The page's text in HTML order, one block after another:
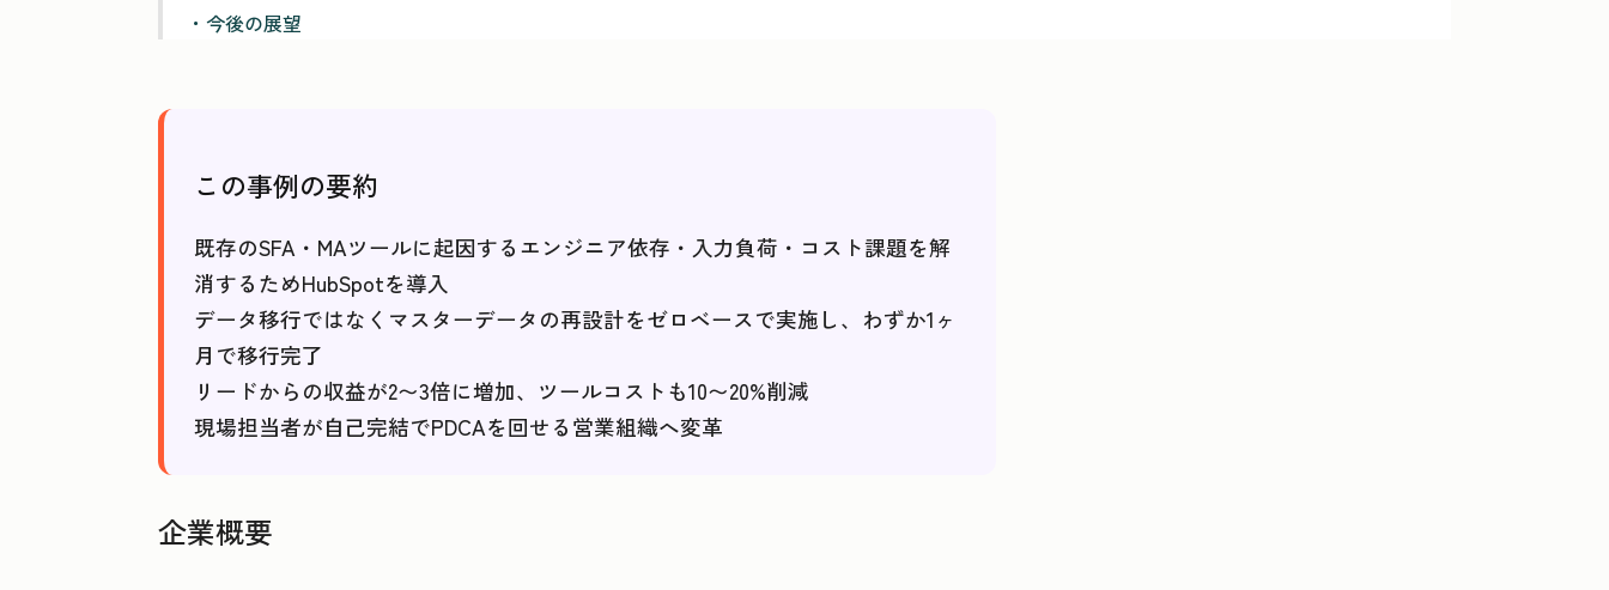
この事例の要約
既存のSFA・MAツールに起因するエンジニア依存・入力負荷・コスト課題を解
消するためHubSpotを導入
データ移行ではなくマスターデータの再設計をゼロベースで実施し、わずか1ヶ
月で移行完了
リードからの収益が2〜3倍に増加、ツールコストも10〜20%削減
現場担当者が自己完結でPDCAを回せる営業組織へ変革
企業概要
・今後の展望